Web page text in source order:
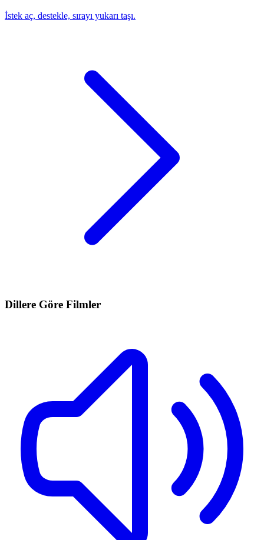
İstek aç, destekle, sırayı yukarı taşı.
Dillere Göre Filmler